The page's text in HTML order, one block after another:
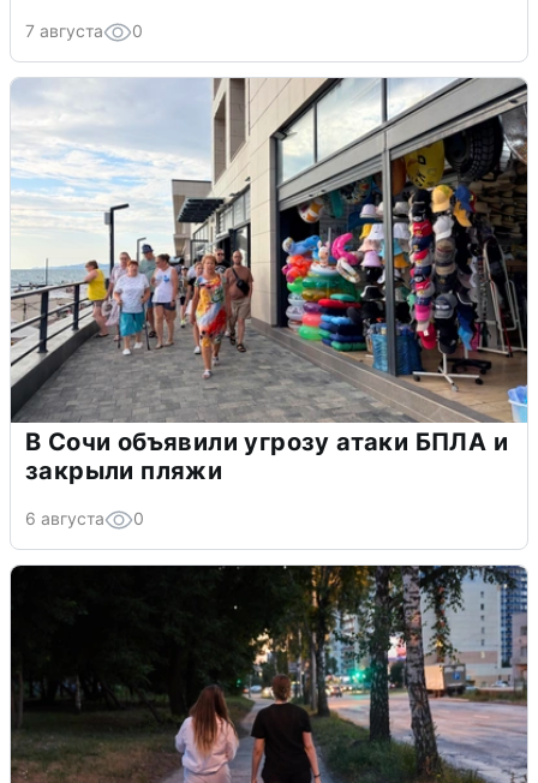
7 августа 0
В Сочи объявили угрозу атаки БПЛА и
закрыли пляжи
6 августа 0